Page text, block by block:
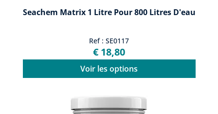
Seachem Matrix 1 Litre Pour 800 Litres D'eau
Ref : SE0117
€ 18,80
Voir les options